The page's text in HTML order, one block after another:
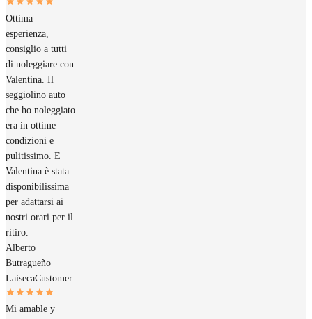
Ottima
esperienza,
consiglio a tutti
di noleggiare con
Valentina. Il
seggiolino auto
che ho noleggiato
era in ottime
condizioni e
pulitissimo. E
Valentina è stata
disponibilissima
per adattarsi ai
nostri orari per il
ritiro.
Alberto
Butragueño
LaisecaCustomer
Mi amable y